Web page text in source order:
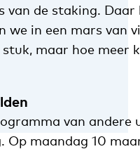
van de staking.
we in een mars van
maar hoe meer
van andere
Op maandag 10